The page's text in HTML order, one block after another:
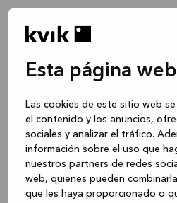
Esta página
Las cookies de este sitio web
el contenido y los anuncios,
sociales y analizar el tráfico.
información sobre el uso que
nuestros partners de redes
web, quienes pueden
que les haya proporcionado o